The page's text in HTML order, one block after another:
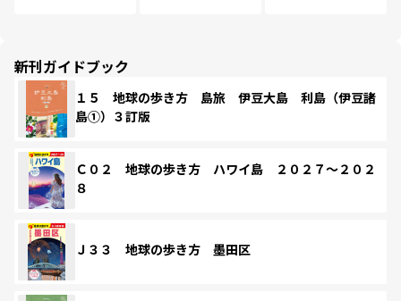
新刊ガイドブック
１５ 地球の歩き方 島旅 伊豆大島 利島（伊豆諸
島①）３訂版
Ｃ０２ 地球の歩き方 ハワイ島 ２０２７～２０２
８
Ｊ３３ 地球の歩き方 墨田区